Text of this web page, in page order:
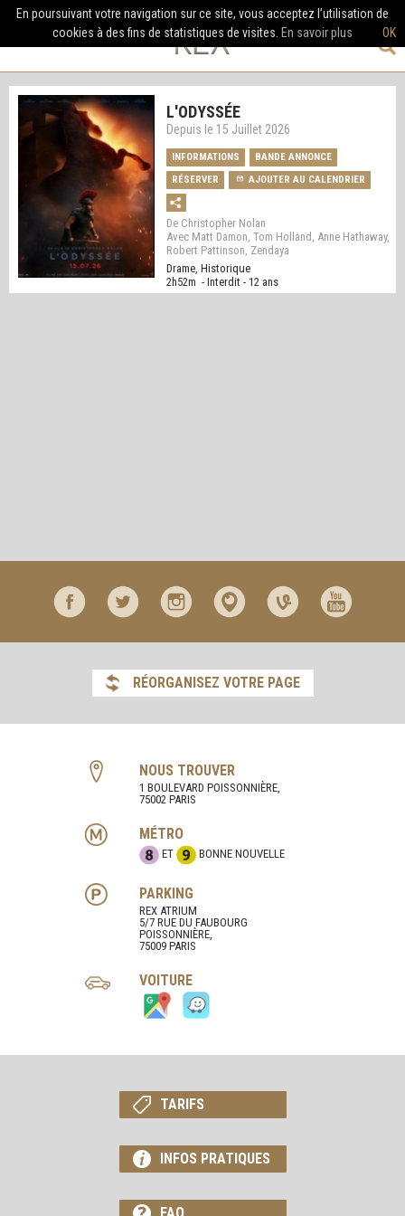
L'ODYSSÉE
Depuis le 15 Juillet 2026
INFORMATIONS
BANDE ANNONCE
RÉSERVER
AJOUTER AU CALENDRIER
De Christopher Nolan
Avec Matt Damon, Tom Holland, Anne Hathaway,
Robert Pattinson, Zendaya
Drame, Historique
2h52m - Interdit - 12 ans
RÉORGANISEZ VOTRE PAGE
NOUS TROUVER
1 BOULEVARD POISSONNIÈRE,
75002 PARIS
MÉTRO
ET BONNE NOUVELLE
PARKING
REX ATRIUM
5/7 RUE DU FAUBOURG
POISSONNIÈRE,
75009 PARIS
VOITURE
TARIFS
INFOS PRATIQUES
OK
En poursuivant votre navigation sur ce site, vous acceptez l’utilisation de
cookies à des fins de statistiques de visites. En savoir plus